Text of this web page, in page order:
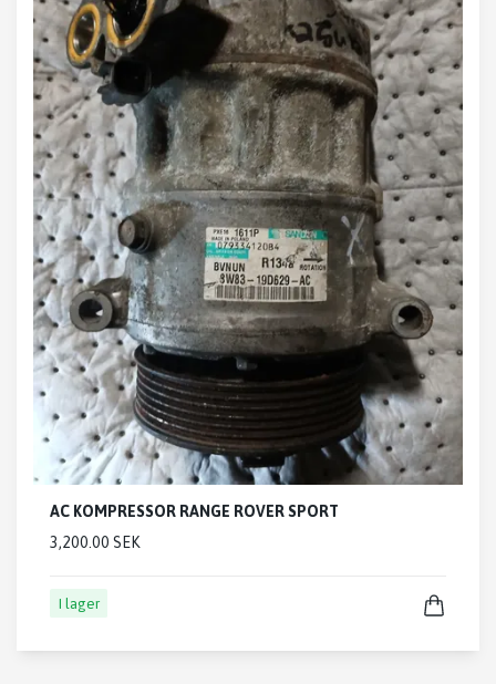
AC KOMPRESSOR RANGE ROVER SPORT
3,200.00 SEK
I lager